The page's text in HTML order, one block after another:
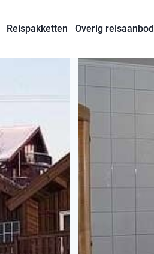
Reispakketten Overig reisaanbod